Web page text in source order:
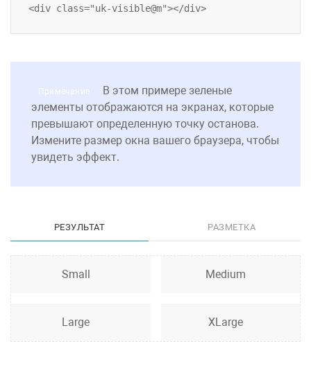
Примечание
В этом примере зеленые
элементы отображаются на экранах, которые
превышают определенную точку останова.
Измените размер окна вашего браузера, чтобы
увидеть эффект.
РЕЗУЛЬТАТ РАЗМЕТКА
Small Medium
Large XLarge